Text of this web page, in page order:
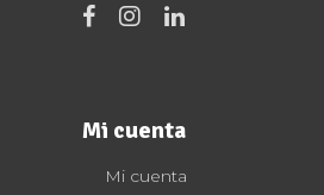
Mi cuenta
Mi cuenta